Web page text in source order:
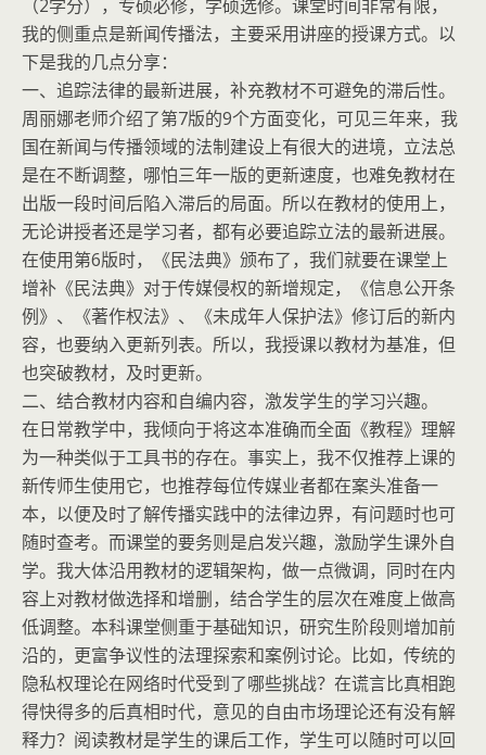
（2学分），专硕必修，学硕选修。课堂时间非常有限，
我的侧重点是新闻传播法，主要采用讲座的授课方式。以
下是我的几点分享：
一、追踪法律的最新进展，补充教材不可避免的滞后性。
周丽娜老师介绍了第7版的9个方面变化，可见三年来，我
国在新闻与传播领域的法制建设上有很大的进境，立法总
是在不断调整，哪怕三年一版的更新速度，也难免教材在
出版一段时间后陷入滞后的局面。所以在教材的使用上，
无论讲授者还是学习者，都有必要追踪立法的最新进展。
在使用第6版时，《民法典》颁布了，我们就要在课堂上
增补《民法典》对于传媒侵权的新增规定，《信息公开条
例》、《著作权法》、《未成年人保护法》修订后的新内
容，也要纳入更新列表。所以，我授课以教材为基准，但
也突破教材，及时更新。
二、结合教材内容和自编内容，激发学生的学习兴趣。
在日常教学中，我倾向于将这本准确而全面《教程》理解
为一种类似于工具书的存在。事实上，我不仅推荐上课的
新传师生使用它，也推荐每位传媒业者都在案头准备一
本，以便及时了解传播实践中的法律边界，有问题时也可
随时查考。而课堂的要务则是启发兴趣，激励学生课外自
学。我大体沿用教材的逻辑架构，做一点微调，同时在内
容上对教材做选择和增删，结合学生的层次在难度上做高
低调整。本科课堂侧重于基础知识，研究生阶段则增加前
沿的，更富争议性的法理探索和案例讨论。比如，传统的
隐私权理论在网络时代受到了哪些挑战？在谎言比真相跑
得快得多的后真相时代，意见的自由市场理论还有没有解
释力？阅读教材是学生的课后工作，学生可以随时可以回